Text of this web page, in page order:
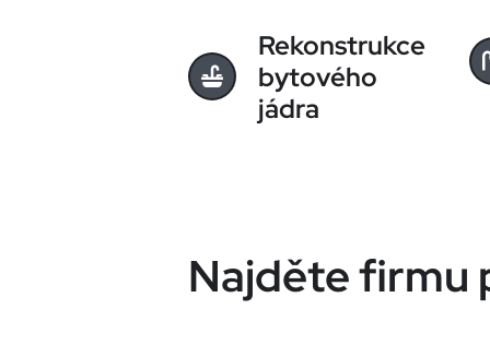
Rekonstrukce
bytového
jádra
Najděte firmu